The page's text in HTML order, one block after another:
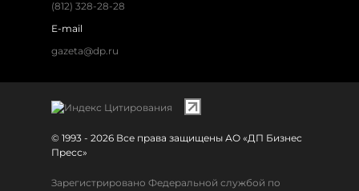
(812) 328-28-28
E-mail
gazeta@dp.ru
© 1993 - 2026 Все права защищены АО «ДП Бизнес
Пресс»
Зарегистрировано Федеральной службой по